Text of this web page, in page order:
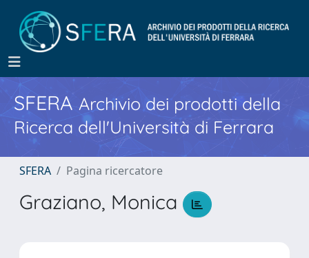
SFERA Archivio dei prodotti della
Ricerca dell'Università di Ferrara
SFERA Pagina ricercatore
Graziano, Monica